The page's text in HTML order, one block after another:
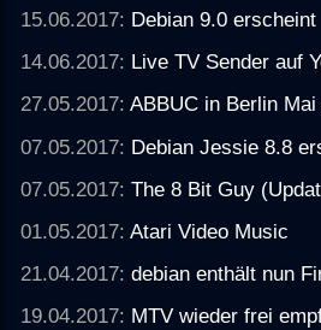
15.06.2017: Debian 9.0 erscheint
14.06.2017: Live TV Sender auf
27.05.2017:ABBUC in Berlin Mai
07.05.2017: Debian Jessie 8.8
07.05.2017:The 8 Bit Guy
01.05.2017:Atari Video Music
21.04.2017:debian enthält nun
19.04.2017: MTV wieder frei